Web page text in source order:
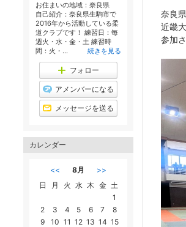
奈良
近畿
参加
お住まいの地域： 奈良県
自己紹介：奈良県生駒市で
2016年から活動している柔
道クラブです！ 練習日：毎
週火・水・金・土 練習時
間：火・...
続きを見る
フォロー
アメンバーになる
メッセージを送る
カレンダー
<< 8月
>>
日
月 火 水 木 金 土
1
2
3 4 5 6 7
8
9
10 11 12 13 14 15